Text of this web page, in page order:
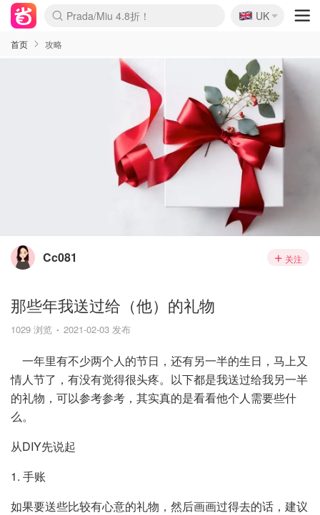
Prada/Miu 4.8折！
🇬🇧
UK
首页 攻略
Cc081 关注
那些年我送过给（他）的礼物
1029 浏览 2021-02-03 发布
一年里有不少两个人的节日，还有另一半的生日，马上又
情人节了，有没有觉得很头疼。以下都是我送过给我另一半
的礼物，可以参考参考，其实真的是看看他个人需要些什
么。
从DIY先说起
1. 手账
如果要送些比较有心意的礼物，然后画画过得去的话，建议